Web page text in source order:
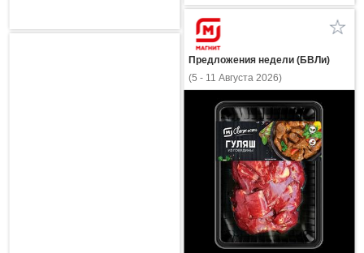
Предложения недели (БВЛи)
(5 - 11 Августа 2026)